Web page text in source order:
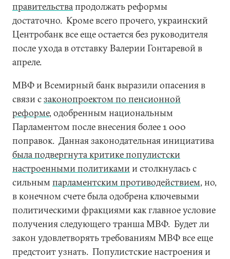
правительствапродолжать реформы
достаточно. Кроме всего прочего, украинский
Центробанк все еще остается без руководителя
после ухода в отставку Валерии Гонтаревой в
апреле.
МВФ и Всемирный банк выразили опасения в
связи сзаконопроектом по пенсионной
реформе, одобренным национальным
Парламентом после внесения более 1 000
поправок. Данная законодательная инициатива
была подвергнута критике популистски
настроенными политикамии столкнулась с
сильным парламентским противодействием, но,
в конечном счете была одобрена ключевыми
политическими фракциями как главное условие
получения следующего транша МВФ. Будет ли
закон удовлетворять требованиям МВФ все еще
предстоит узнать. Популистские настроения и